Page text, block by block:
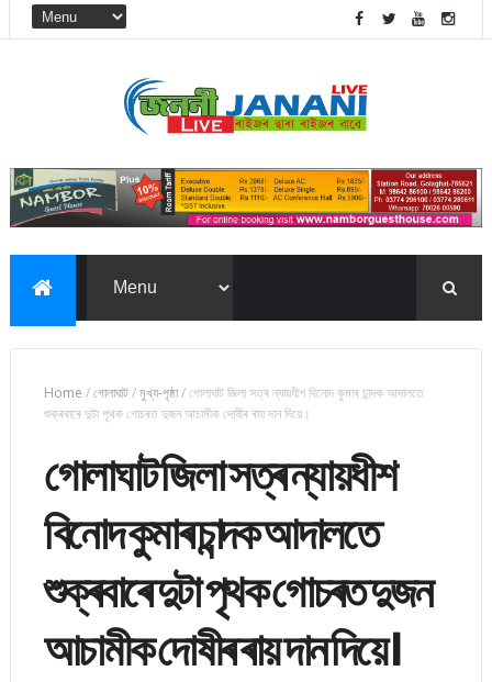
Home /গোলাঘাট/মুখ্য-পৃষ্ঠা/গোলাঘাট জিলা সত্ৰ ন্যায়ধীশ বিনোদ কুমাৰ চান্দক আদালতে
শুক্ৰবাৰে দুটা পৃথক গোচৰত দুজন আচামীক দোষীৰ ৰায় দান দিয়ে।
গোলাঘাট জিলা সত্ৰ ন্যায়ধীশ
বিনোদ কুমাৰ চান্দক আদালতে
শুক্ৰবাৰে দুটা পৃথক গোচৰত দুজন
আচামীক দোষীৰ ৰায় দান দিয়ে।